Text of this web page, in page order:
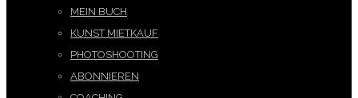
MEIN BUCH
KUNST MIETKAUF
PHOTOSHOOTING
ABONNIEREN